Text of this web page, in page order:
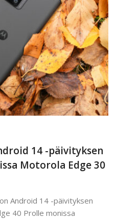
14 -päivityksen
Motorola Edge 30
Android 14 -päivityksen
40 Prolle monissa